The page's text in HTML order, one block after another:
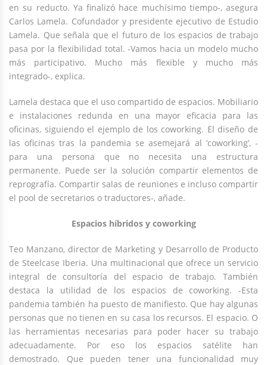
en su reducto. Ya finalizó hace muchísimo tiempo-, asegura
Carlos Lamela. Cofundador y presidente ejecutivo de Estudio
Lamela. Que señala que el futuro de los espacios de trabajo
pasa por la flexibilidad total. -Vamos hacia un modelo mucho
más participativo. Mucho más flexible y mucho más
integrado-, explica.
Lamela destaca que el uso compartido de espacios. Mobiliario
e instalaciones redunda en una mayor eficacia para las
oficinas, siguiendo el ejemplo de los coworking. El diseño de
las oficinas tras la pandemia se asemejará al ‘coworking’, -
para una persona que no necesita una estructura
permanente. Puede ser la solución compartir elementos de
reprografía. Compartir salas de reuniones e incluso compartir
el pool de secretarios o traductores-, añade.
Espacios híbridos y coworking
Teo Manzano, director de Marketing y Desarrollo de Producto
de Steelcase Iberia. Una multinacional que ofrece un servicio
integral de consultoría del espacio de trabajo. También
destaca la utilidad de los espacios de coworking. -Esta
pandemia también ha puesto de manifiesto. Que hay algunas
personas que no tienen en su casa los recursos. El espacio. O
las herramientas necesarias para poder hacer su trabajo
adecuadamente. Por eso los espacios satélite han
demostrado. Que pueden tener una funcionalidad muy